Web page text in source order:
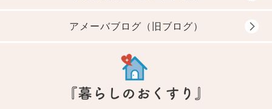
アメーバブログ（旧ブログ）